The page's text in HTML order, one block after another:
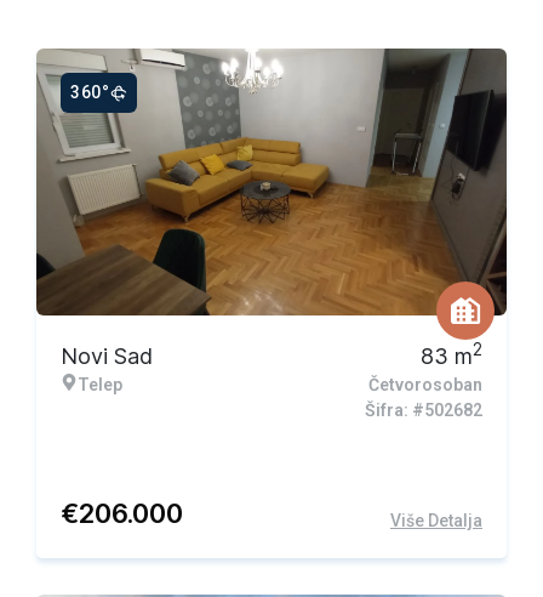
360°
Novi Sad
Telep
83 m2
Četvorosoban
Šifra: #502682
€206.000 Više Detalja